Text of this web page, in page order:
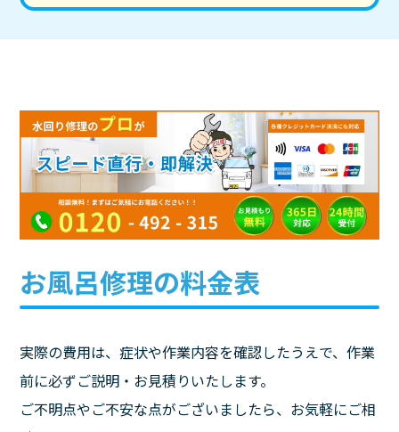
お風呂修理の料金表
実際の費用は、症状や作業内容を確認したうえで、作業
前に必ずご説明・お見積りいたします。
ご不明点やご不安な点がございましたら、お気軽にご相